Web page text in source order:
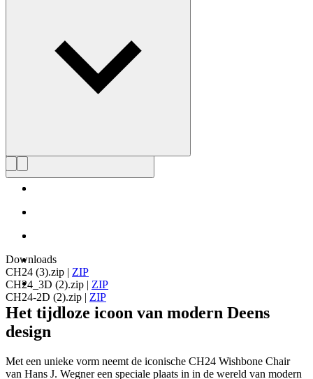
Downloads
CH24 (3).zip | ZIP
CH24_3D (2).zip | ZIP
CH24-2D (2).zip | ZIP
Het tijdloze icoon van modern Deens
design
Met een unieke vorm neemt de iconische CH24 Wishbone Chair
van Hans J. Wegner een speciale plaats in in de wereld van modern